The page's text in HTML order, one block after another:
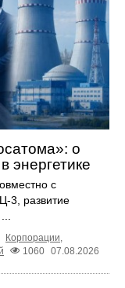
о
энергетике
с
развитие
Корпорации
1060 07.08.2026